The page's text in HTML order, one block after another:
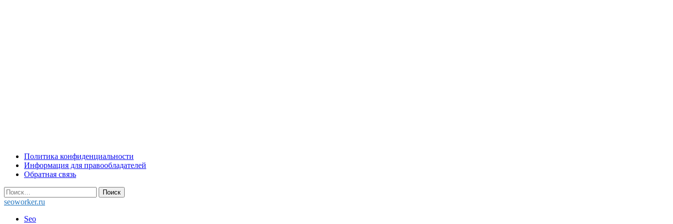
Skip
content
Политика конфиденциальности
Информация для правообладателей
Обратная связь
Найти:
seoworker.ru
Seo